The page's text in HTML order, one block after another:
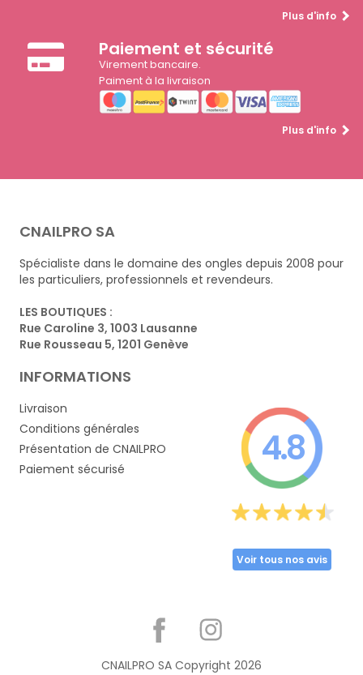
Plus d'info
Paiement et sécurité
Virement bancaire.
Paiment à la livraison
Plus d'info
CNAILPRO SA
Spécialiste dans le domaine des ongles depuis 2008 pour
les particuliers, professionnels et revendeurs.
LES BOUTIQUES :
Rue Caroline 3, 1003 Lausanne
Rue Rousseau 5, 1201 Genève
INFORMATIONS
Livraison
Conditions générales
Présentation de CNAILPRO
Paiement sécurisé
4.8
Voir tous nos avis
CNAILPRO SA Copyright 2026